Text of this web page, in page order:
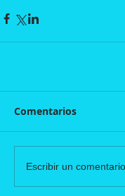
Comentarios
Escribir un